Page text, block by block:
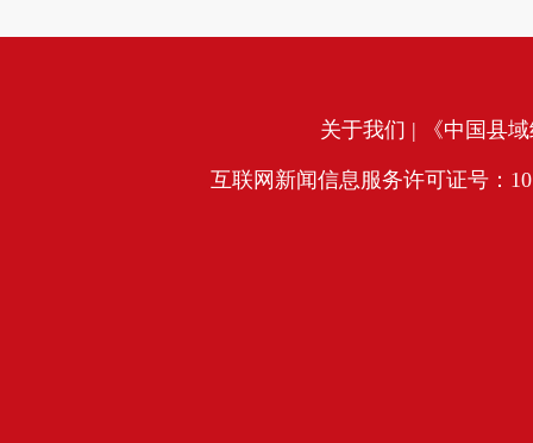
关于我们 | 《中国县
互联网新闻信息服务许可证号：